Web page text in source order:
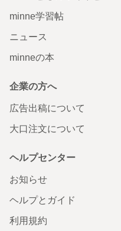
minne学習帖
ニュース
minneの本
企業の方へ
広告出稿について
大口注文について
ヘルプセンター
お知らせ
ヘルプとガイド
利用規約